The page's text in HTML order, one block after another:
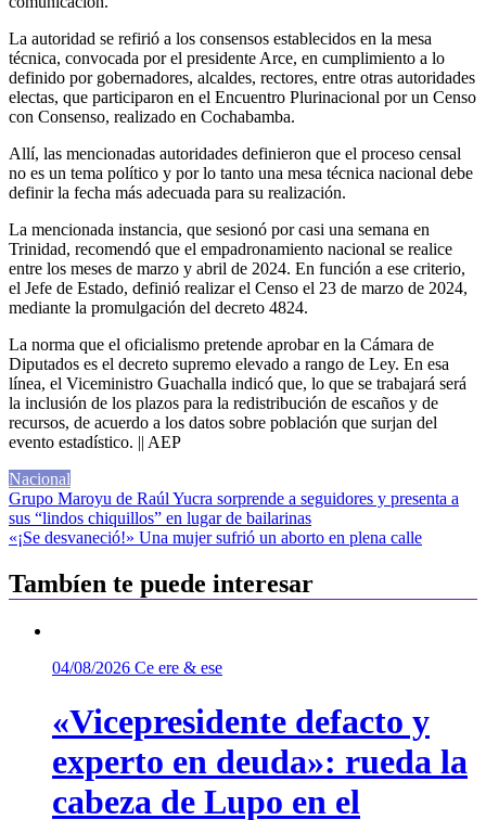
La autoridad se refirió a los consensos establecidos en la mesa
técnica, convocada por el presidente Arce, en cumplimiento a lo
definido por gobernadores, alcaldes, rectores, entre otras autoridades
electas, que participaron en el Encuentro Plurinacional por un Censo
con Consenso, realizado en Cochabamba.
Allí, las mencionadas autoridades definieron que el proceso censal
no es un tema político y por lo tanto una mesa técnica nacional debe
definir la fecha más adecuada para su realización.
La mencionada instancia, que sesionó por casi una semana en
Trinidad, recomendó que el empadronamiento nacional se realice
entre los meses de marzo y abril de 2024. En función a ese criterio,
el Jefe de Estado, definió realizar el Censo el 23 de marzo de 2024,
mediante la promulgación del decreto 4824.
La norma que el oficialismo pretende aprobar en la Cámara de
Diputados es el decreto supremo elevado a rango de Ley. En esa
línea, el Viceministro Guachalla indicó que, lo que se trabajará será
la inclusión de los plazos para la redistribución de escaños y de
recursos, de acuerdo a los datos sobre población que surjan del
evento estadístico. || AEP
Nacional
Navegación
de
Grupo Maroyu de Raúl Yucra sorprende a seguidores y presenta a
sus “lindos chiquillos” en lugar de bailarinas
«¡Se desvaneció!» Una mujer sufrió un aborto en plena calle
Tambíen te puede interesar
04/08/2026 Ce ere & ese
«Vicepresidente defacto y
experto en deuda»: rueda la
cabeza de Lupo en el